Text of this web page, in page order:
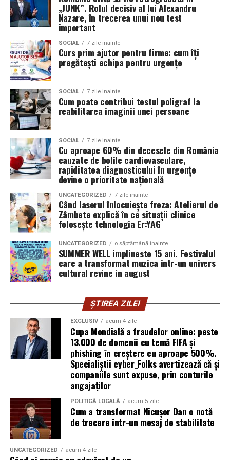
clienții. A pornit de la convingerea că oamenii cumpără
de la oameni, nu de la branduri, iar asta înseamnă că
prezența personală contează la fel de mult ca produsul.
Iuliana Gabriela Enescueste specialist în fotografie si
videografie cu dronă. Știe că domeniul ei este dominat
de bărbați și că vizibilitatea ei ca profesionistă este, în
sine, un argument.
Isabela Alexandruoferă servicii de consiliere de cuplu
și psihoterapie. Lucrează zilnic cu oameni care încearcă
să se înțeleagă mai bine și crede că autenticitatea
trebuie să înceapă de la ea.
Oana Teslarueste consultant financiar și expert în
investiții imobiliare. A ales să fie prezentă cu vocea ei
într-un domeniu în care credibilitatea se construiește
greu și se pierde repede.
Mirela Iacob
vinde cosmetice naturale și lucrează cu
femei care vor produse în care au încredere. Prezența ei
publică este, pentru clientele ei, primul semn că brandul
ei e real.
antreprenori care vor să ia decizii mai aliniate cu ce sunt
ei cu adevărat. Alege să fie vizibilă pentru că domeniul ei
câștigă credibilitate prin oameni, nu prin concepte.
Mihaela Antocheactivează în nutriție și sănătate.
Crede că informația corectă ajunge la oamenii potriviți
doar atunci când vine de la o sursă cu chip și nume.
De ce contează vizibilitatea, nu
doar activitatea
Campania „Aleg să fiu vizibilă” (
este doar despre fotografie. Este despre o decizie pe
„JUNK”. Rolul decisiv al lui Alexandru
Nazare, în trecerea unui nou test
important
SOCIAL 7 zile inainte
Curs prim ajutor pentru firme: cum îți
pregătești echipa pentru urgențe
SOCIAL 7 zile inainte
Cum poate contribui testul poligraf la
reabilitarea imaginii unei persoane
SOCIAL 7 zile inainte
Cu aproape 60% din decesele din România
cauzate de bolile cardiovasculare,
rapiditatea diagnosticului în urgențe
devine o prioritate națională
UNCATEGORIZED 7 zile inainte
Când laserul înlocuiește freza: Atelierul de
Zâmbete explică în ce situații clinice
folosește tehnologia Er:YAG
UNCATEGORIZED o săptămână inainte
SUMMER WELL implineste 15 ani. Festivalul
care a transformat muzica intr-un univers
cultural revine in august
ȘTIREA ZILEI
EXCLUSIV acum 4 zile
Cupa Mondială a fraudelor online: peste
13.000 de domenii cu temă FIFA și
phishing în creștere cu aproape 500%.
Specialiștii cyber_Folks avertizează că și
companiile sunt expuse, prin conturile
angajaților
POLITICĂ LOCALĂ acum 5 zile
Cum a transformat Nicușor Dan o notă
de trecere într-un mesaj de stabilitate
UNCATEGORIZED acum 4 zile